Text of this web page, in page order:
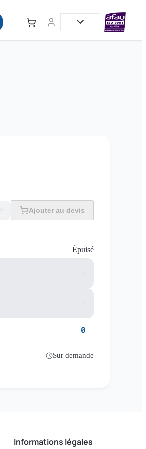
Ajouter au devis
Épuisé
0
Sur demande
Informations légales